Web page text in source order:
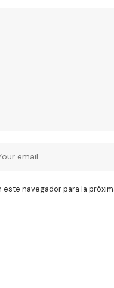
navegador para la